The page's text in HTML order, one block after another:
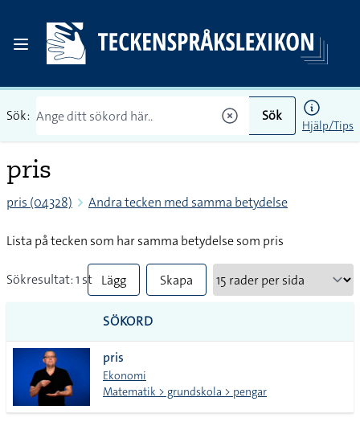
Sök: Sök
Hjälp/Tips
pris
pris (04328) Andra tecken med samma betydelse
Lista på tecken som har samma betydelse som pris
Sökresultat: 1 st Lägg
till
alla i
lista
Skapa
SÖKORD
pris
Ekonomi
Matematik > grundskola > pengar